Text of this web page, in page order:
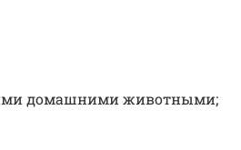
домашними животными;